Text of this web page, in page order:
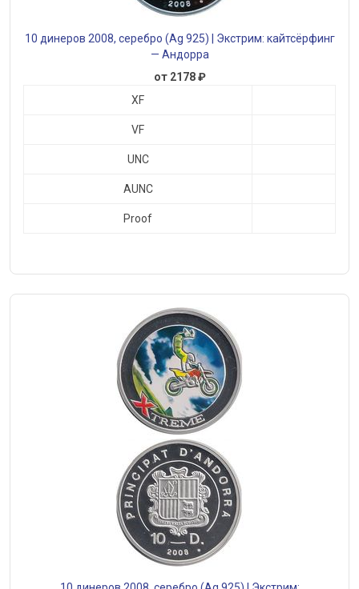
10 динеров 2008, серебро (Ag 925) | Экстрим: кайтсёрфинг
— Андорра
от 2178 ₽
XF
VF
UNC
AUNC
Proof